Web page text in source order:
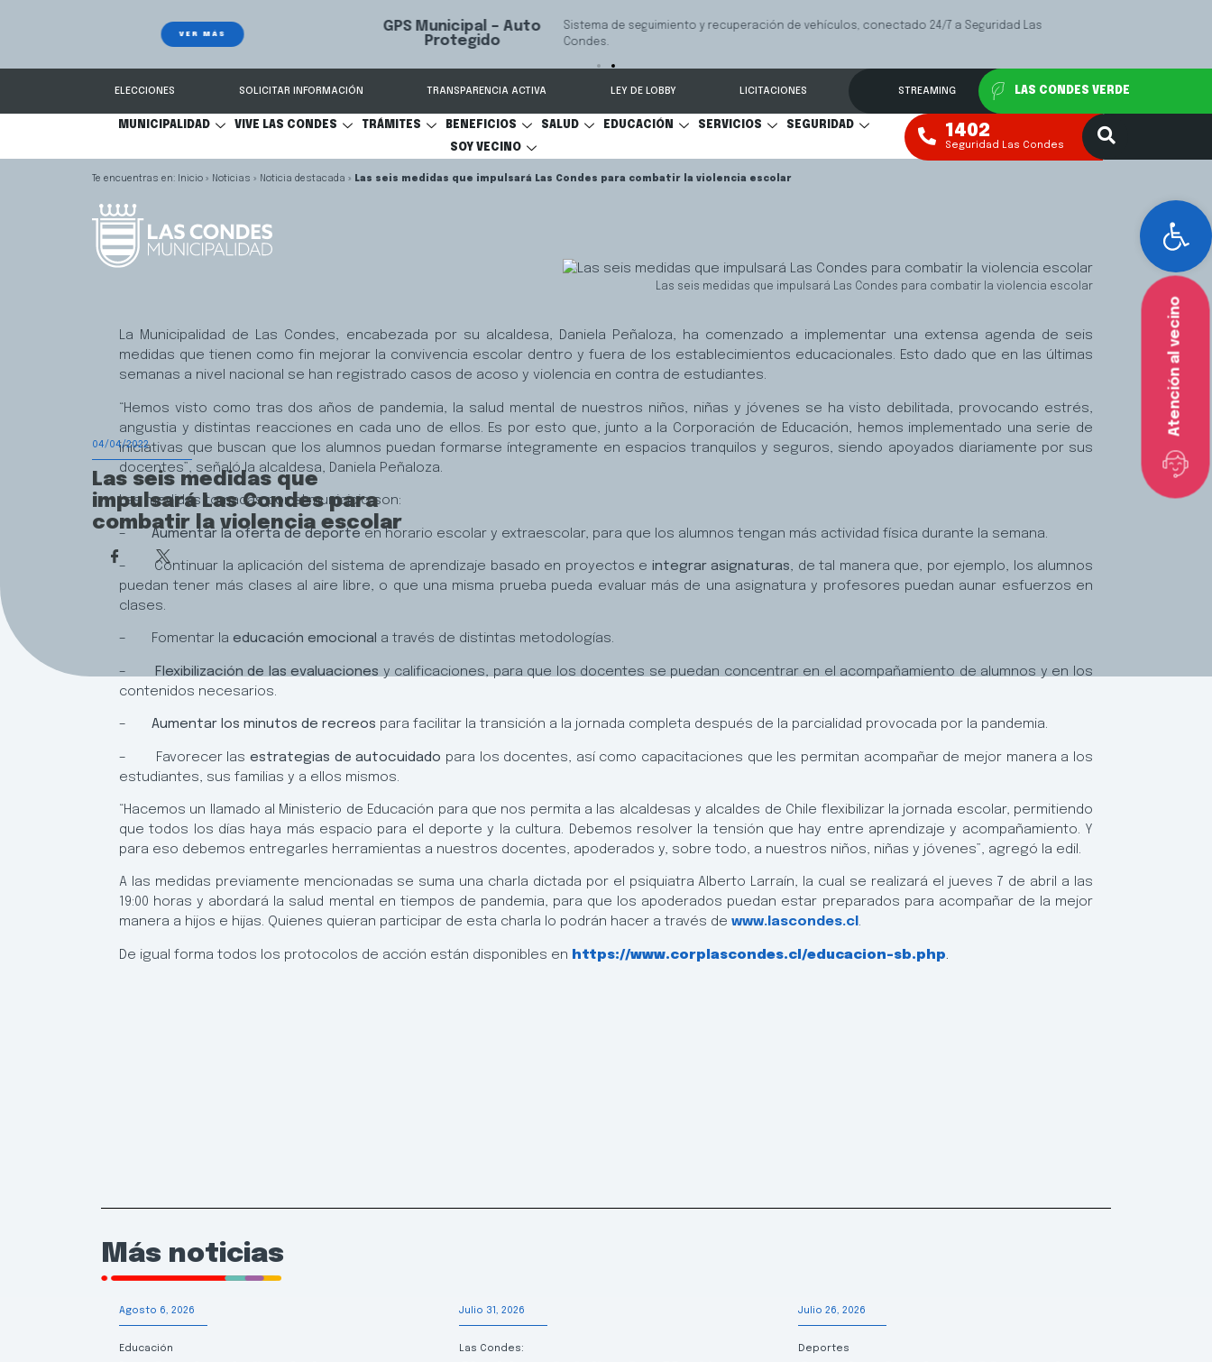
GPS Municipal – Auto
Protegido
Sistema de seguimiento y recuperación de vehículos, conectado 24/7 a Seguridad Las
ELECCIONES SOLICITAR INFORMACIÓN TRANSPARENCIA ACTIVA LEY DE LOBBY LICITACIONES STREAMING LAS CONDES VERDE
MUNICIPALIDAD VIVE LAS CONDES TRÁMITES BENEFICIOS SALUD EDUCACIÓN SERVICIOS SEGURIDAD
SOY VECINO
1402
Seguridad Las Condes
Inicio » Noticias » Noticia destacada » Las seis medidas que impulsará Las Condes para combatir la violencia escolar
Atención al vecino
04/04/2022
Las seis medidas que
impulsará Las Condes para
combatir la violencia escolar
Las seis medidas que impulsará Las Condes para combatir la violencia escolar
La Municipalidad de Las Condes, encabezada por su alcaldesa, Daniela Peñaloza, ha comenzado a implementar una extensa agenda de seis
medidas que tienen como fin mejorar la convivencia escolar dentro y fuera de los establecimientos educacionales. Esto dado que en las últimas
semanas a nivel nacional se han registrado casos de acoso y violencia en contra de estudiantes.
“Hemos visto como tras dos años de pandemia, la salud mental de nuestros niños, niñas y jóvenes se ha visto debilitada, provocando estrés,
angustia y distintas reacciones en cada uno de ellos. Es por esto que, junto a la Corporación de Educación, hemos implementado una serie de
iniciativas que buscan que los alumnos puedan formarse íntegramente en espacios tranquilos y seguros, siendo apoyados diariamente por sus
docentes”, señaló la alcaldesa, Daniela Peñaloza.
Las medidas tomadas por el municipio son:
–Aumentar la oferta de deporte en horario escolar y extraescolar, para que los alumnos tengan más actividad física durante la semana.
– Continuar la aplicación del sistema de aprendizaje basado en proyectos e integrar asignaturas, de tal manera que, por ejemplo, los alumnos
puedan tener más clases al aire libre, o que una misma prueba pueda evaluar más de una asignatura y profesores puedan aunar esfuerzos en
clases.
– Fomentar la educación emocional a través de distintas metodologías.
– Flexibilización de las evaluaciones y calificaciones, para que los docentes se puedan concentrar en el acompañamiento de alumnos y en los
contenidos necesarios.
– Aumentar los minutos de recreos para facilitar la transición a la jornada completa después de la parcialidad provocada por la pandemia.
– Favorecer las estrategias de autocuidado para los docentes, así como capacitaciones que les permitan acompañar de mejor manera a los
estudiantes, sus familias y a ellos mismos.
“Hacemos un llamado al Ministerio de Educación para que nos permita a las alcaldesas y alcaldes de Chile flexibilizar la jornada escolar, permitiendo
que todos los días haya más espacio para el deporte y la cultura. Debemos resolver la tensión que hay entre aprendizaje y acompañamiento. Y
para eso debemos entregarles herramientas a nuestros docentes, apoderados y, sobre todo, a nuestros niños, niñas y jóvenes”, agregó la edil.
A las medidas previamente mencionadas se suma una charla dictada por el psiquiatra Alberto Larraín, la cual se realizará el jueves 7 de abril a las
19:00 horas y abordará la salud mental en tiempos de pandemia, para que los apoderados puedan estar preparados para acompañar de la mejor
manera a hijos e hijas. Quienes quieran participar de esta charla lo podrán hacer a través de www.lascondes.cl.
De igual forma todos los protocolos de acción están disponibles en https://www.corplascondes.cl/educacion-sb.php.
Más noticias
Agosto 6, 2026
Educación
Julio 31, 2026
Las Condes:
Julio 26, 2026
Deportes